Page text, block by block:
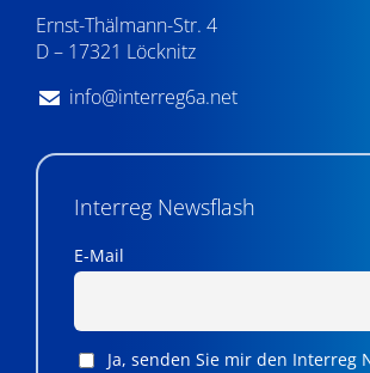
Ernst-Thälmann-Str. 4
D – 17321 Löcknitz
info@interreg6a.net
Interreg Newsflash
E-Mail
Ja, senden Sie mir den Interreg